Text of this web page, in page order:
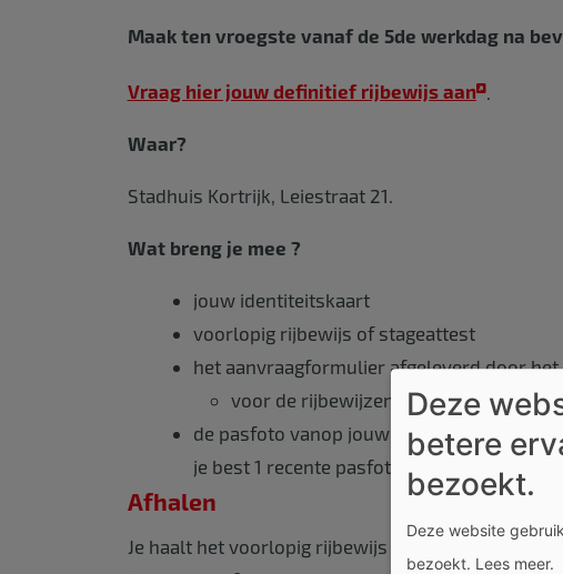
Maak ten vroegste vanaf de 5de werkdag na
Vraag hier jouw definitief rijbewijs aan .
Waar?
Stadhuis Kortrijk, Leiestraat 21.
Wat breng je mee ?
jouw identiteitskaart
voorlopig rijbewijs of stageattest
het aanvraagformulier afgeleverd door
voor de rijbewijzen categorie AM:
de pasfoto vanop jouw identiteitskaart
je best 1 recente pasfoto mee.
Afhalen
Je haalt het voorlopig rijbewijs persoonlijk af of
Deze
betere
bezoekt.
Deze website
bezoekt. Lees meer.